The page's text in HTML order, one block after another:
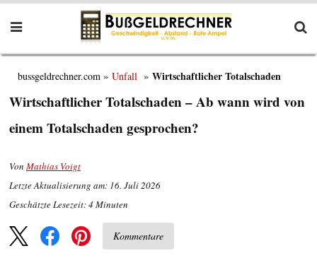
bussgeldrechner.com Unfall Wirtschaftlicher Totalschaden
Wirtschaftlicher Totalschaden – Ab wann wird von
einem Totalschaden gesprochen?
Von Mathias Voigt
Letzte Aktualisierung am: 16. Juli 2026
Geschätzte Lesezeit:4 Minuten
Kommentare